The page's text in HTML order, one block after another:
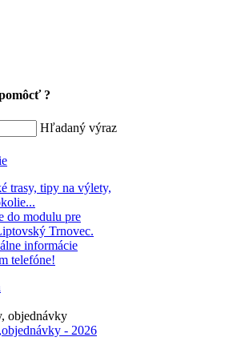
?
Hľadaný výraz
trasy, tipy na výlety,
do modulu pre
Trnovec.
informácie
telefóne!
objednávky
- 2026